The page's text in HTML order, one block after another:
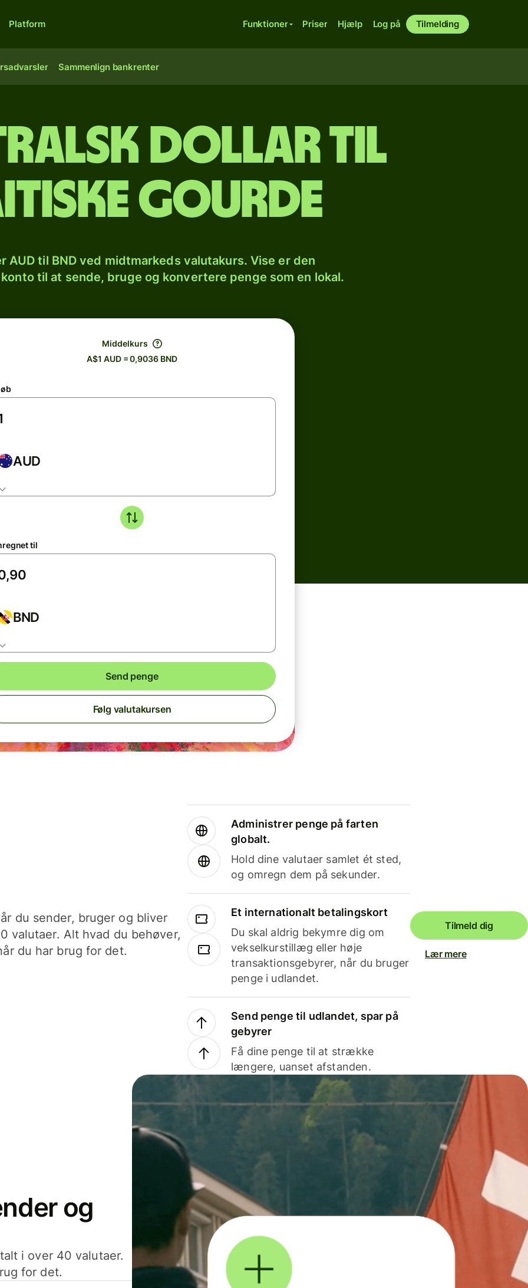
Platform Funktioner Priser Hjælp Log på Tilmelding
Sammenlign bankrenter
dollar til
gourde
AUD til BND ved midtmarkeds valutakurs. Vise er den
til at sende, bruge og konvertere penge som en lokal.
Middelkurs
A$1 AUD = 0,9036 BND
AUD
til
BND
Send penge
Følg valutakursen
du sender, bruger og bliver
valutaer. Alt hvad du behøver,
du har brug for det.
Administrer penge på farten
globalt.
Hold dine valutaer samlet ét sted,
og omregn dem på sekunder.
Et internationalt betalingskort
Du skal aldrig bekymre dig om
vekselkurstillæg eller høje
transaktionsgebyrer, når du bruger
penge i udlandet.
Send penge til udlandet, spar på
gebyrer
Få dine penge til at strække
længere, uanset afstanden.
Tilmeld dig
Lær mere
og
i over 40 valutaer.
for det.